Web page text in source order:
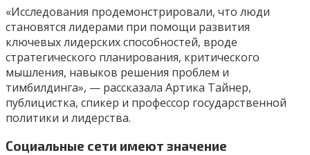
«Исследования продемонстрировали, что люди
становятся лидерами при помощи развития
ключевых лидерских способностей, вроде
стратегического планирования, критического
мышления, навыков решения проблем и
тимбилдинга», — рассказала Артика Тайнер,
публицистка, спикер и профессор государственной
политики и лидерства.
Социальные сети имеют значение